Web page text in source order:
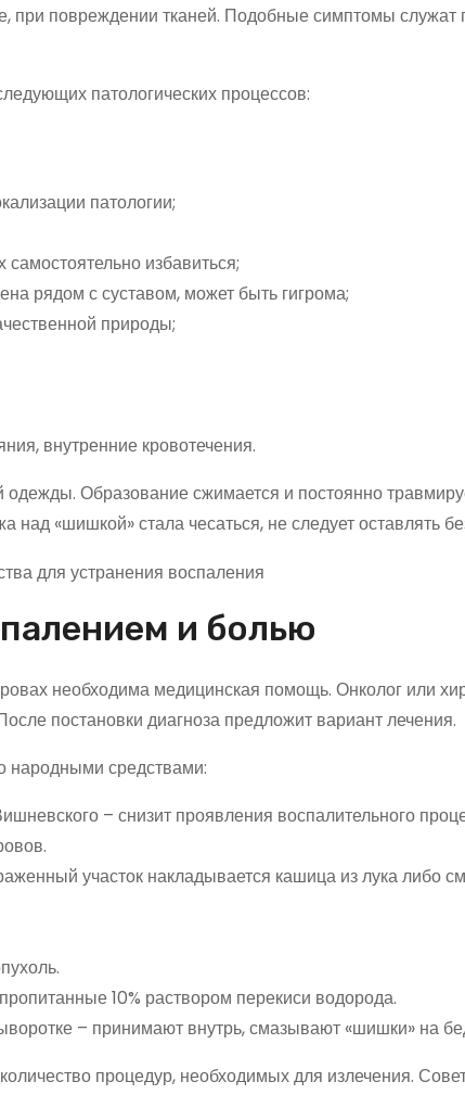
при повреждении тканей. Подобные симптомы служат
патологических процессов:
патологии;
избавиться;
рядом с суставом, может быть гигрома;
природы;
внутренние кровотечения.
Образование сжимается и постоянно
над «шишкой» стала чесаться, не следует оставлять
и болью
необходима медицинская помощь. Онколог или
постановки диагноза предложит вариант лечения.
народными средствами:
– снизит проявления воспалительного
участок накладывается кашица из лука либо
10% раствором перекиси водорода.
– принимают внутрь, смазывают «шишки» на
процедур, необходимых для излечения.